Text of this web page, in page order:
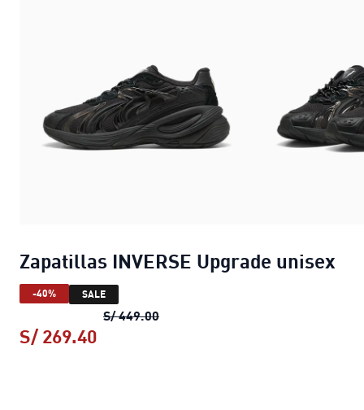
Zapatillas INVERSE Upgrade unisex
-40% SALE
S/ 449.00Zapatillas INVERSE Upgrade
S/ 269.40